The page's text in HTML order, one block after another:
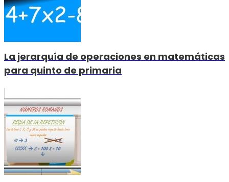
La jerarquía de operaciones en matemáticas
para quinto de primaria